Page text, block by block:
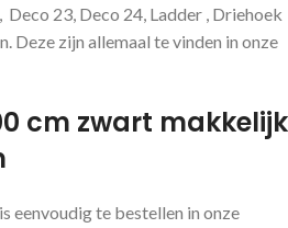
Deco 23, Deco 24, Ladder , Driehoek
Deze zijn allemaal te vinden in onze
cm zwart makkelijk
eenvoudig te bestellen in onze